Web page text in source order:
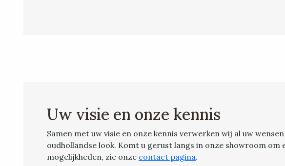
Uw visie en onze kennis
Samen met uw visie en onze kennis verwerken wij al uw
oudhollandse look. Komt u gerust langs in onze showroom
mogelijkheden, zie onze contact pagina.